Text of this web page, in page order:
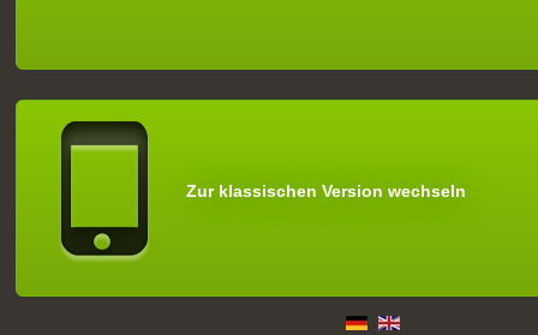
Zur klassischen Version wechseln